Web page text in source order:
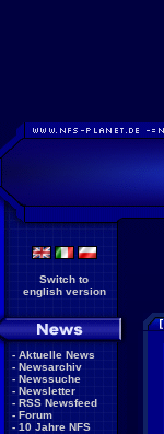
Switch to
english version
- Aktuelle News
- Newsarchiv
- Newssuche
- Newsletter
- RSS Newsfeed
- Forum
- 10 Jahre NFS